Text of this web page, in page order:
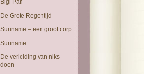
Bigi Pan
De Grote Regentijd
Suriname – een groot dorp
Suriname
De verleiding van niks
doen